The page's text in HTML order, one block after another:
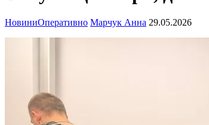
НовиниОперативно Марчук Анна 29.05.2026